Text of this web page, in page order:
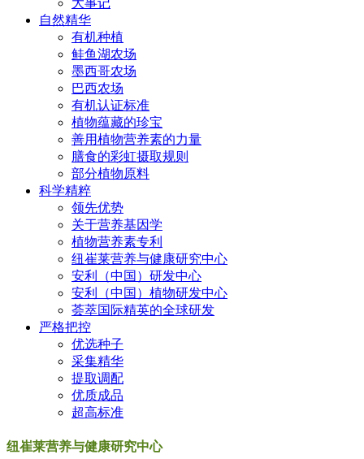
大事记
自然精华
有机种植
鲑鱼湖农场
墨西哥农场
巴西农场
有机认证标准
植物蕴藏的珍宝
善用植物营养素的力量
膳食的彩虹摄取规则
部分植物原料
科学精粹
领先优势
关于营养基因学
植物营养素专利
纽崔莱营养与健康研究中心
安利（中国）研发中心
安利（中国）植物研发中心
荟萃国际精英的全球研发
严格把控
优选种子
采集精华
提取调配
优质成品
超高标准
纽崔莱营养与健康研究中心